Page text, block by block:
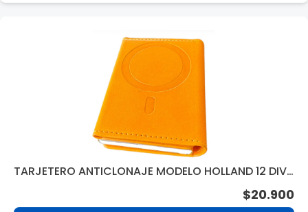
TARJETERO ANTICLONAJE MODELO HOLLAND 12 DIV.
$20.900